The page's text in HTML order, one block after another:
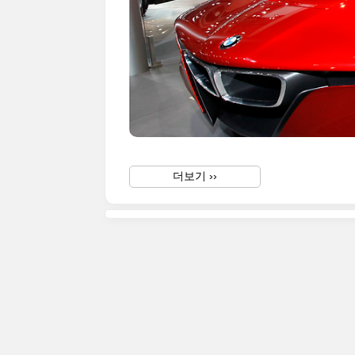
더보기 ››